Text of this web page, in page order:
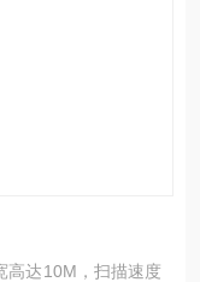
高达10M，扫描速度